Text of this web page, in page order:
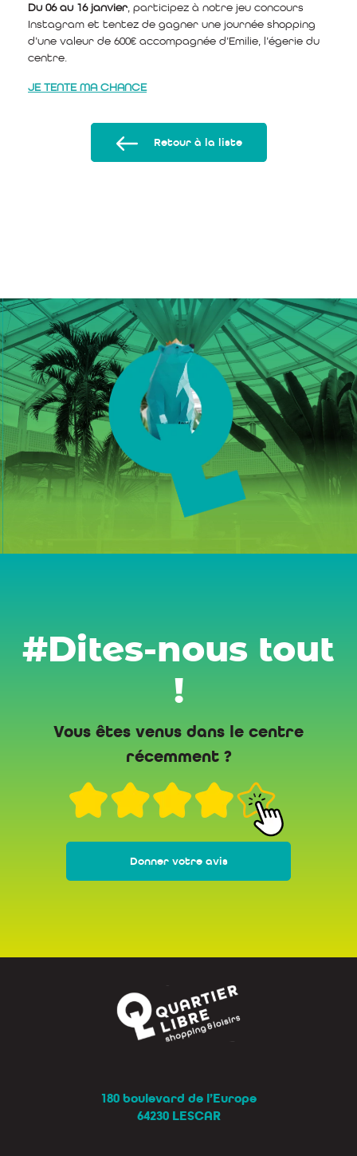
Du 06 au 16 janvier , participez à notre jeu concours
Instagram et tentez de gagner une journée shopping
d’une valeur de 600€ accompagnée d’Emilie, l’égerie du
centre.
JE TENTE MA CHANCE
Retour à la liste
#Dites-nous tout
!
Vous êtes venus dans le centre
récemment ?
Donner votre avis
180 boulevard de l’Europe
64230 LESCAR